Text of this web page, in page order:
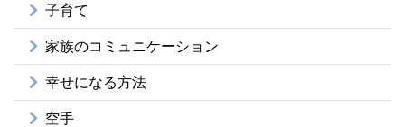
子育て
家族のコミュニケーション
幸せになる方法
空手